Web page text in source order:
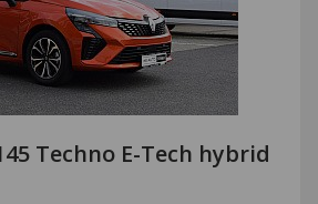
Techno E-Tech hybrid